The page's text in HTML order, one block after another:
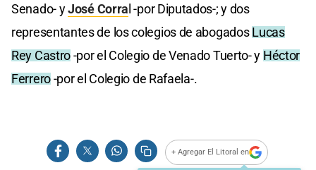
Senado- yJosé Corral -por Diputados-; y dos
representantes de los colegios de abogadosLucas
Rey Castro-por el Colegio de Venado Tuerto- y Héctor
Ferrero-por el Colegio de Rafaela-.
+ Agregar El Litoral en